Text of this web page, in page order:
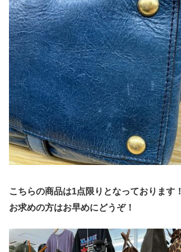
こちらの商品は1点限りとなっております！
お求めの方はお早めにどうぞ！